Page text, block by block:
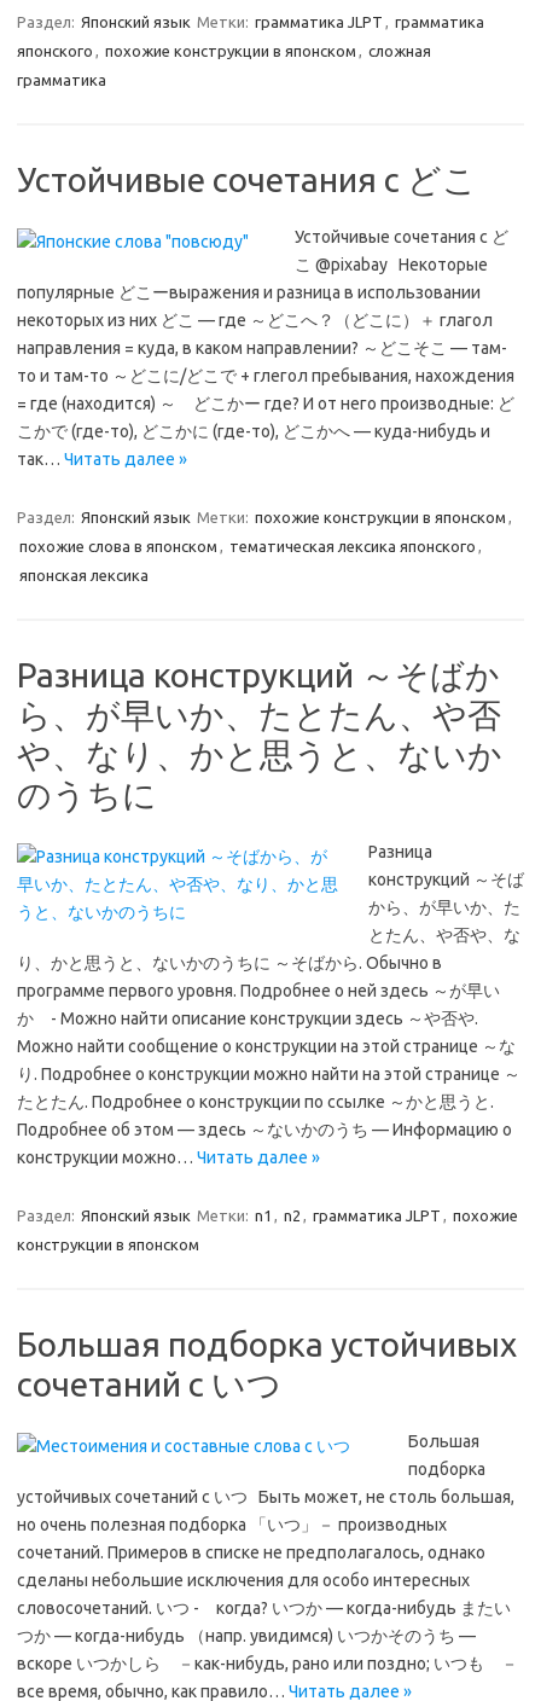
Раздел: Японский язык Метки: грамматика JLPT , грамматика
японского , похожие конструкции в японском , сложная
грамматика
Устойчивые сочетания с どこ
Устойчивые сочетания с ど
こ @pixabay Некоторые
популярные どこーвыражения и разница в использовании
некоторых из них どこ — где ～どこへ？（どこに）＋ глагол
направления = куда, в каком направлении? ～どこそこ — там-
то и там-то ～どこに/どこで + глегол пребывания, нахождения
= где (находится) ～ どこかー где? И от него производные: ど
こかで (где-то), どこかに (где-то), どこかへ — куда-нибудь и
так… Читать далее »
Раздел: Японский язык Метки: похожие конструкции в японском ,
похожие слова в японском , тематическая лексика японского ,
японская лексика
Разница конструкций ～そばか
ら、が早いか、たとたん、や否
や、なり、かと思うと、ないか
のうちに
Разница
конструкций ～そば
から、が早いか、た
とたん、や否や、な
り、かと思うと、ないかのうちに ～そばから. Обычно в
программе первого уровня. Подробнее о ней здесь ～が早い
か - Можно найти описание конструкции здесь ～や否や.
Можно найти сообщение о конструкции на этой странице ～な
り. Подробнее о конструкции можно найти на этой странице ～
たとたん. Подробнее о конструкции по ссылке ～かと思うと.
Подробнее об этом — здесь ～ないかのうち — Информацию о
конструкции можно… Читать далее »
Раздел: Японский язык Метки: n1 , n2 , грамматика JLPT , похожие
конструкции в японском
Большая подборка устойчивых
сочетаний с いつ
Большая
подборка
устойчивых сочетаний с いつ Быть может, не столь большая,
но очень полезная подборка 「いつ」－ производных
сочетаний. Примеров в списке не предполагалось, однако
сделаны небольшие исключения для особо интересных
словосочетаний. いつ - когда? いつか — когда-нибудь またい
つか — когда-нибудь （напр. увидимся) いつかそのうち —
вскоре いつかしら －как-нибудь, рано или поздно; いつも －
все время, обычно, как правило… Читать далее »